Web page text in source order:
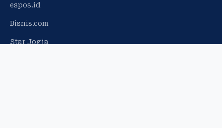
espos.id
Bisnis.com
Star Jogja